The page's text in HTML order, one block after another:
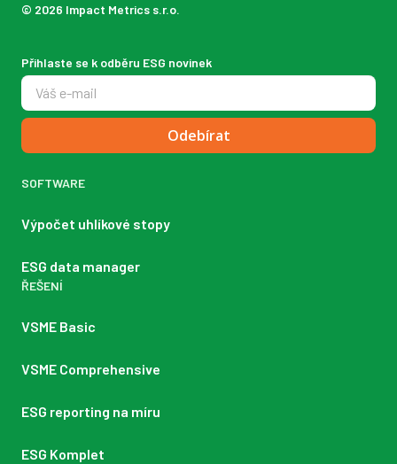
© 2026 Impact Metrics s.r.o.
Přihlaste se k odběru ESG novinek
Odebírat
SOFTWARE
Výpočet uhlíkové stopy
ESG data manager
ŘEŠENÍ
VSME Basic
VSME Comprehensive
ESG reporting na míru
ESG Komplet